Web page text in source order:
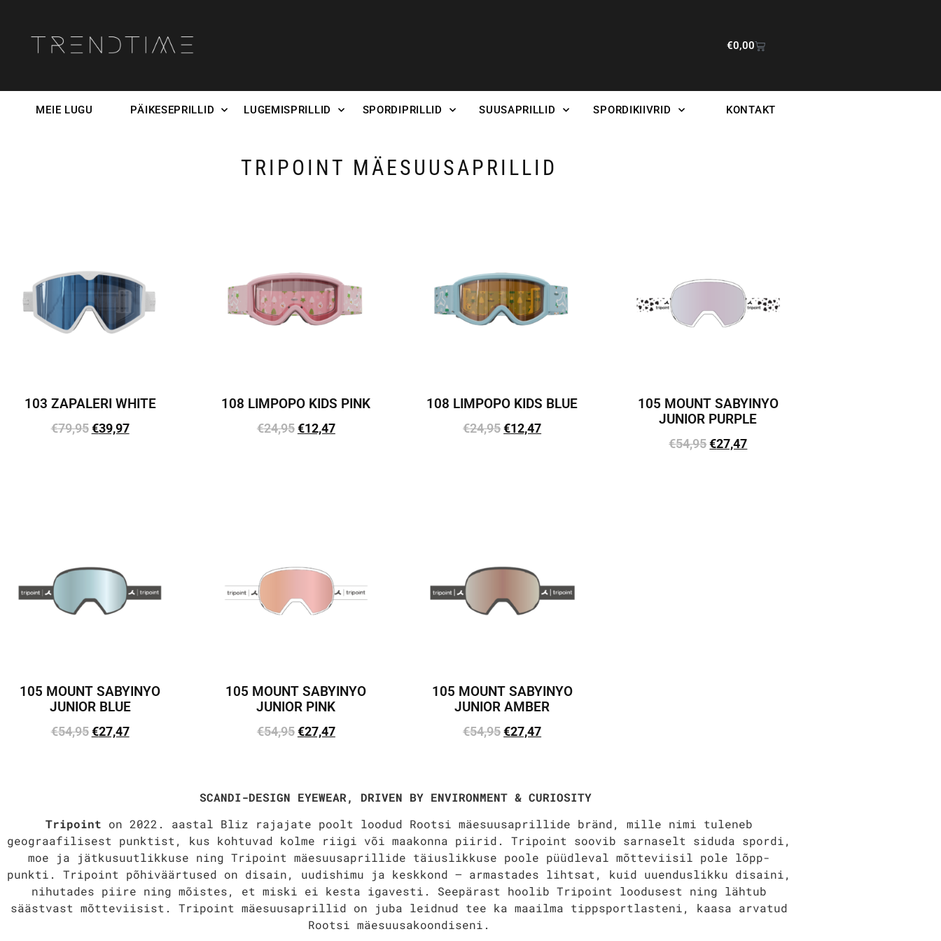
€0,00
MEIE LUGU PÄIKESEPRILLID LUGEMISPRILLID SPORDIPRILLID SUUSAPRILLID SPORDIKIIVRID KONTAKT
TRIPOINT MÄESUUSAPRILLID
103 ZAPALERI WHITE
€79,95 €39,97
108 LIMPOPO KIDS PINK
€24,95€12,47
108 LIMPOPO KIDS BLUE
€24,95€12,47
105 MOUNT SABYINYO
JUNIOR PURPLE
€54,95€27,47
105 MOUNT SABYINYO
JUNIOR BLUE
€54,95 €27,47
105 MOUNT SABYINYO
JUNIOR PINK
€54,95€27,47
105 MOUNT SABYINYO
JUNIOR AMBER
€54,95€27,47
SCANDI-DESIGN EYEWEAR, DRIVEN BY ENVIRONMENT & CURIOSITY
Tripoint on 2022. aastal Bliz rajajate poolt loodud Rootsi mäesuusaprillide bränd, mille nimi tuleneb
geograafilisest punktist, kus kohtuvad kolme riigi või maakonna piirid. Tripoint soovib sarnaselt siduda spordi,
moe ja jätkusuutlikkuse ning Tripoint mäesuusaprillide täiuslikkuse poole püüdleval mõtteviisil pole lõpp-
punkti. Tripoint põhiväärtused on disain, uudishimu ja keskkond — armastades lihtsat, kuid uuenduslikku disaini,
nihutades piire ning mõistes, et miski ei kesta igavesti. Seepärast hoolib Tripoint loodusest ning lähtub
säästvast mõtteviisist. Tripoint mäesuusaprillid on juba leidnud tee ka maailma tippsportlasteni, kaasa arvatud
Rootsi mäesuusakoondiseni.